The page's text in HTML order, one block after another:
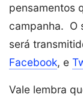
pensamentos
campanha. O
será
Facebook, e
Vale lembra